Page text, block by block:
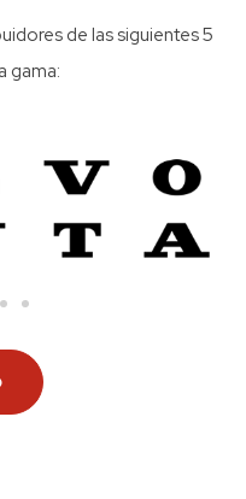
de las siguientes 5
gama: